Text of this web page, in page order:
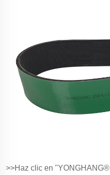
>>Haz clic en "YONGHANG®